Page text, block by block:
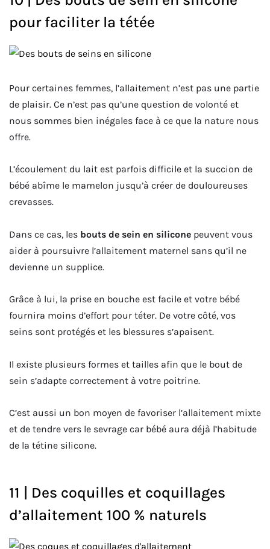
pour faciliter la tétée
Pour certaines femmes, l’allaitement n’est pas une partie
de plaisir. Ce n’est pas qu’une question de volonté et
nous sommes bien inégales face à ce que la nature nous
offre.
L’écoulement du lait est parfois difficile et la succion de
bébé abîme le mamelon jusqu’à créer de douloureuses
crevasses.
Dans ce cas, les bouts de sein en silicone peuvent vous
aider à poursuivre l’allaitement maternel sans qu’il ne
devienne un supplice.
Grâce à lui, la prise en bouche est facile et votre bébé
fournira moins d’effort pour téter. De votre côté, vos
seins sont protégés et les blessures s’apaisent.
Il existe plusieurs formes et tailles afin que le bout de
sein s’adapte correctement à votre poitrine.
C’est aussi un bon moyen de favoriser l’allaitement mixte
et de tendre vers le sevrage car bébé aura déjà l’habitude
de la tétine silicone.
11 | Des coquilles et coquillages
d’allaitement 100 % naturels